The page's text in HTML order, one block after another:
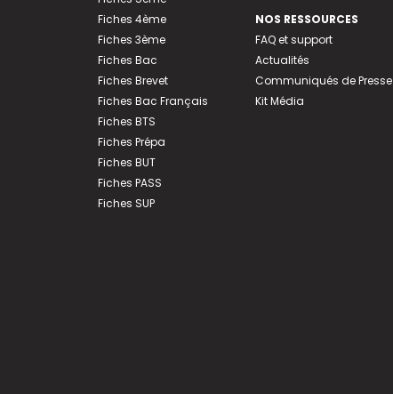
Fiches 4ème
Fiches 3ème
Fiches Bac
Fiches Brevet
Fiches Bac Français
Fiches BTS
Fiches Prépa
Fiches BUT
Fiches PASS
Fiches SUP
NOS RESSOURCES
FAQ et support
Actualités
Communiqués de Presse
Kit Média